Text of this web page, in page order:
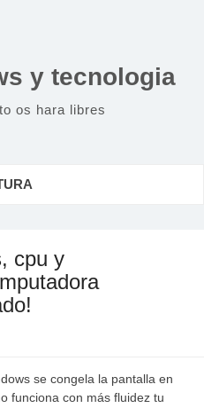
y tecnologia
os hara libres
cpu y
se congela la pantalla en
funciona con más fluidez tu